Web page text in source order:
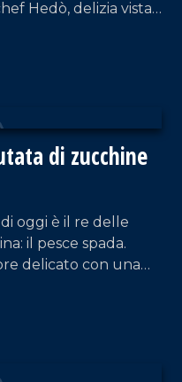
Hedò, delizia vista
di zucchine
oggi è il re delle
il pesce spada.
delicato con una